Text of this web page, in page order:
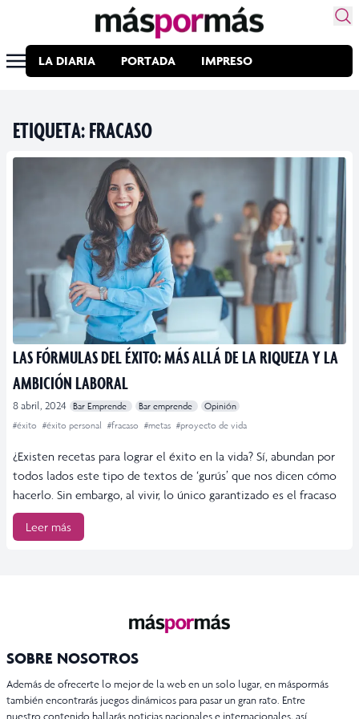
LA DIARIA PORTADA IMPRESO
ETIQUETA:FRACASO
LAS FÓRMULAS DEL ÉXITO: MÁS ALLÁ DE LA RIQUEZA Y LA
AMBICIÓN LABORAL
8 abril, 2024 Bar Emprende Bar emprende
Opinión
#éxito #éxito personal #fracaso #metas #proyecto de vida
¿Existen recetas para lograr el éxito en la vida? Sí, abundan por
todos lados este tipo de textos de ‘gurús’ que nos dicen cómo
hacerlo. Sin embargo, al vivir, lo único garantizado es el fracaso
Leer más
SOBRE NOSOTROS
Además de ofrecerte lo mejor de la web en un solo lugar, en máspormás
también encontrarás juegos dinámicos para pasar un gran rato. Entre